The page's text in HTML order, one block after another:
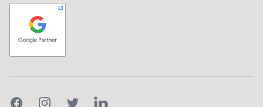
FacebookInstagramTwitterLinkedIn